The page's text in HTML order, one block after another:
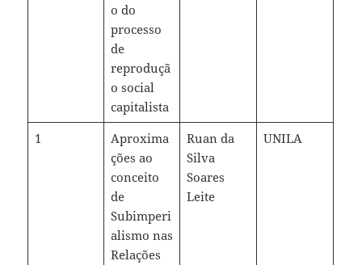
o do
processo
de
reproduçã
o social
capitalista
1
Aproxima
ções ao
conceito
de
Subimperi
alismo nas
Relações
Ruan da
Silva
Soares
Leite
UNILA